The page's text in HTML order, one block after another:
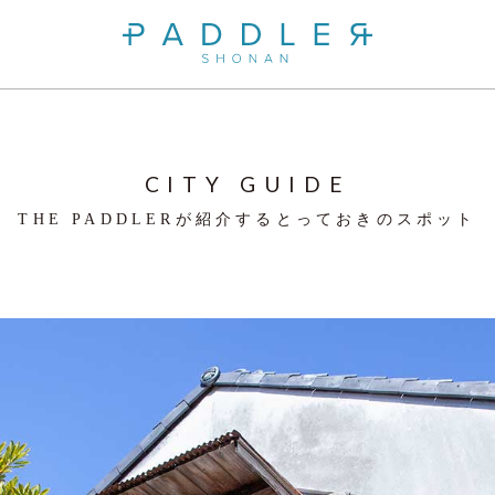
CITY GUIDE
THE PADDLERが紹介するとっておきのスポット